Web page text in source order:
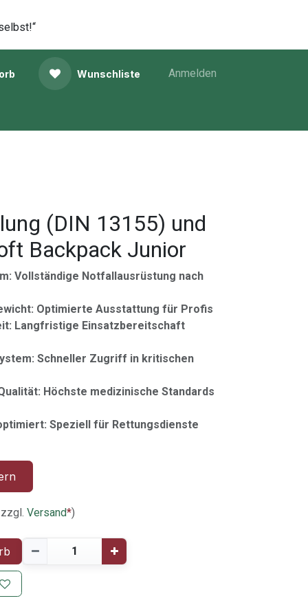
Wunschliste Anmelden
(DIN 13155) und
Backpack Junior
Vollständige Notfallausrüstung nach
Optimierte Ausstattung für Profis
Langfristige Einsatzbereitschaft
Schneller Zugriff in kritischen
Höchste medizinische Standards
Speziell für Rettungsdienste
Versand*)